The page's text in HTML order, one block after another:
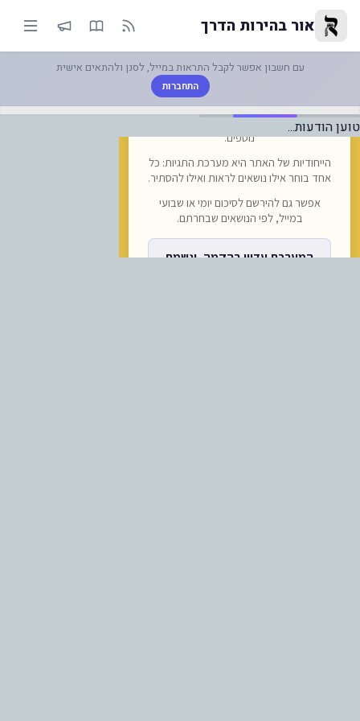
'מרכז להנצחת מורשת רבי
אור בהירות הדרך
עם חשבון אפשר לקבל התראות במייל, לסנן ולהתאים אישית
התחברות
טוען הודעות...